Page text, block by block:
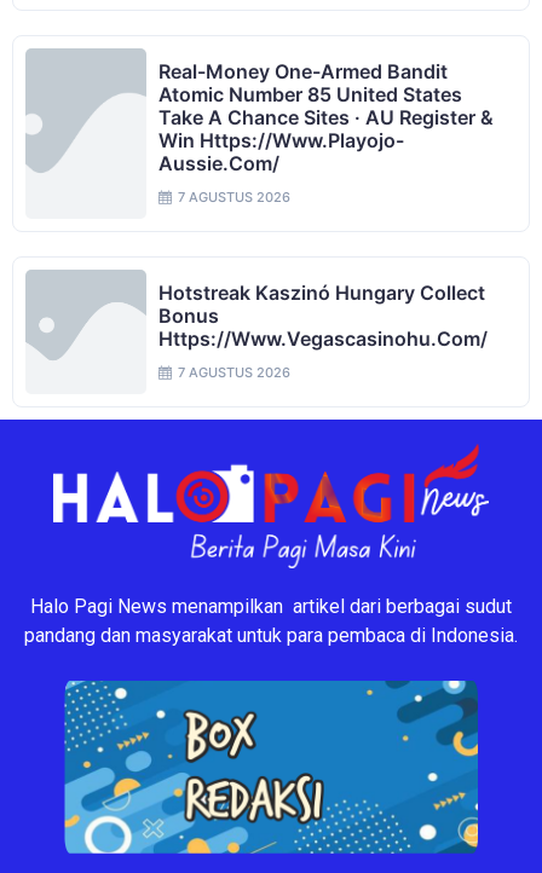
Real-Money One-Armed Bandit
Atomic Number 85 United States
Take A Chance Sites · AU Register &
Win Https://www.playojo-
Aussie.com/
7 AGUSTUS 2026
Hotstreak Kaszinó Hungary Collect
Bonus
Https://www.vegascasinohu.com/
7 AGUSTUS 2026
Halo Pagi News menampilkan artikel dari berbagai sudut
pandang dan masyarakat untuk para pembaca di Indonesia.